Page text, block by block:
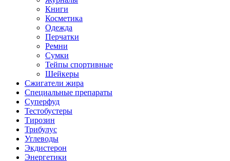
Книги
Косметика
Одежда
Перчатки
Ремни
Сумки
Тейпы спортивные
Шейкеры
Сжигатели жира
Специальные препараты
Суперфуд
Тестобустеры
Тирозин
Трибулус
Углеводы
Экдистерон
Энергетики